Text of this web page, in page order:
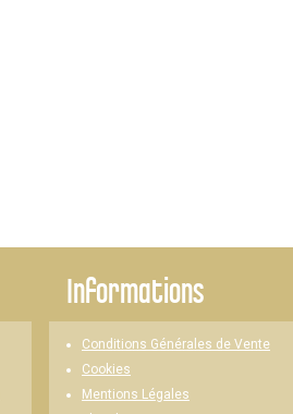
Informations
Conditions Générales de Vente
Cookies
Mentions Légales